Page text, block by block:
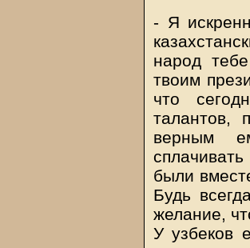
- Я
народ
твоим
что
талантов,
верным
были
Будь
желание,
У узбеков